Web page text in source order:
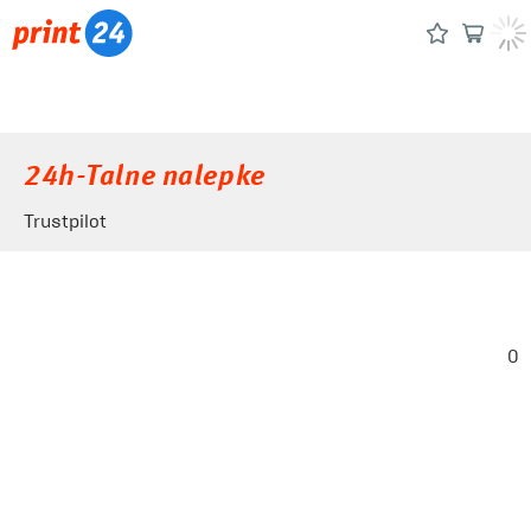
24h-Talne nalepke
Trustpilot
0